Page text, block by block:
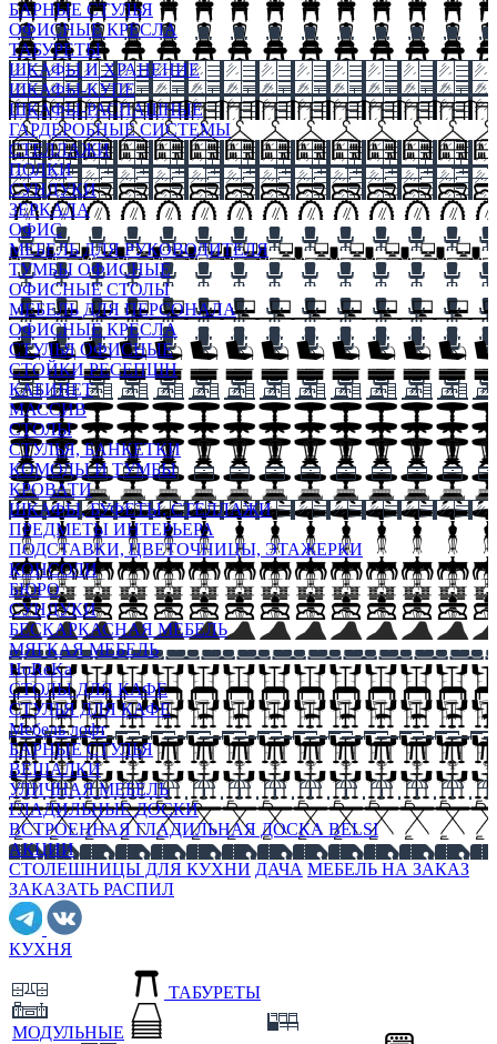
БАРНЫЕ СТУЛЬЯ
ОФИСНЫЕ КРЕСЛА
ТАБУРЕТЫ
ШКАФЫ И ХРАНЕНИЕ
ШКАФЫ-КУПЕ
ШКАФЫ-РАСПАШНЫЕ
ГАРДЕРОБНЫЕ СИСТЕМЫ
СТЕЛЛАЖИ
ПОЛКИ
СУНДУКИ
ЗЕРКАЛА
ОФИС
МЕБЕЛЬ ДЛЯ РУКОВОДИТЕЛЯ
ТУМБЫ ОФИСНЫЕ
ОФИСНЫЕ СТОЛЫ
МЕБЕЛЬ ДЛЯ ПЕРСОНАЛА
ОФИСНЫЕ КРЕСЛА
СТУЛЬЯ ОФИСНЫЕ
СТОЙКИ РЕСЕПШН
КАБИНЕТ
МАССИВ
СТОЛЫ
СТУЛЬЯ, БАНКЕТКИ
КОМОДЫ И ТУМБЫ
КРОВАТИ
ШКАФЫ, БУФЕТЫ, СТЕЛЛАЖИ
ПРЕДМЕТЫ ИНТЕРЬЕРА
ПОДСТАВКИ, ЦВЕТОЧНИЦЫ, ЭТАЖЕРКИ
КОНСОЛИ
БЮРО
СУНДУКИ
БЕСКАРКАСНАЯ МЕБЕЛЬ
МЯГКАЯ МЕБЕЛЬ
HoReKa
СТОЛЫ ДЛЯ КАФЕ
СТУЛЬЯ ДЛЯ КАФЕ
Мебель лофт
БАРНЫЕ СТУЛЬЯ
ВЕШАЛКИ
УЛИЧНАЯ МЕБЕЛЬ
ГЛАДИЛЬНЫЕ ДОСКИ
ВСТРОЕННАЯ ГЛАДИЛЬНАЯ ДОСКА BELSI
АКЦИИ
СТОЛЕШНИЦЫ ДЛЯ КУХНИ ДАЧА МЕБЕЛЬ НА ЗАКАЗ
ЗАКАЗАТЬ РАСПИЛ
КУХНЯ
МОДУЛЬНЫЕ
ТАБУРЕТЫ